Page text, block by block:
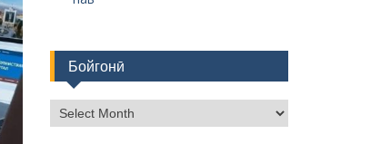
Бойгонӣ
о